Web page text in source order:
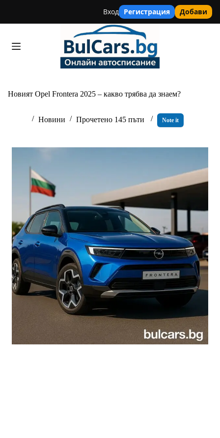
Вход Регистрация Добави
Новият Opel Frontera 2025 – какво трябва да знаем?
Новини Прочетено 145 пъти Note it